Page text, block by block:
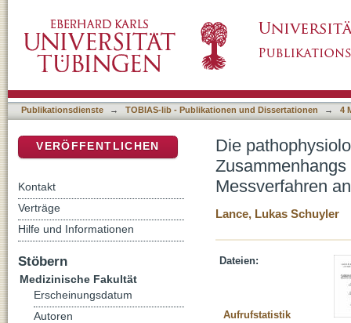
und der in invasiven Messverfahren
Publikationsdienste → TOBIAS-lib - Publikationen und Dissertationen → 4
Die
Messverfahren
Lance, Lukas Schuyler
Dateien:
Aufrufstatistik
VERÖFFENTLICHEN
Kontakt
Verträge
Hilfe und Informationen
Stöbern
Medizinische Fakultät
Erscheinungsdatum
Autoren